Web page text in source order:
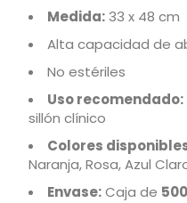
Medida: 33 x 48 cm
Alta capacidad de
No estériles
Uso recomendado:
sillón clínico
Colores
Naranja, Rosa, Azul
Envase:Caja de